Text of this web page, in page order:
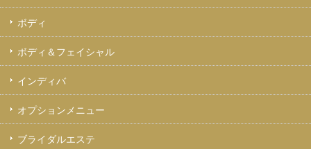
ボディ
ボディ＆フェイシャル
インディバ
オプションメニュー
ブライダルエステ